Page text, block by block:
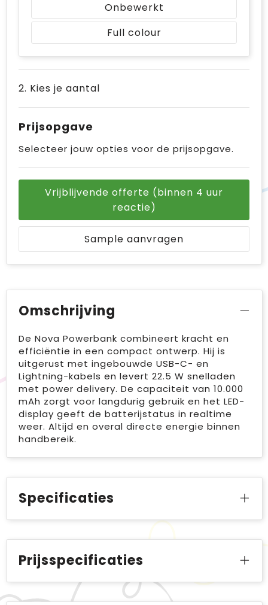
Onbewerkt
Full colour
2. Kies je aantal
Prijsopgave
Selecteer jouw opties voor de prijsopgave.
Vrijblijvende offerte (binnen 4 uur
reactie)
Sample aanvragen
Omschrijving
De Nova Powerbank combineert kracht en
efficiëntie in een compact ontwerp. Hij is
uitgerust met ingebouwde USB-C- en
Lightning-kabels en levert 22.5 W snelladen
met power delivery. De capaciteit van 10.000
mAh zorgt voor langdurig gebruik en het LED-
display geeft de batterijstatus in realtime
weer. Altijd en overal directe energie binnen
handbereik.
Specificaties
Prijsspecificaties